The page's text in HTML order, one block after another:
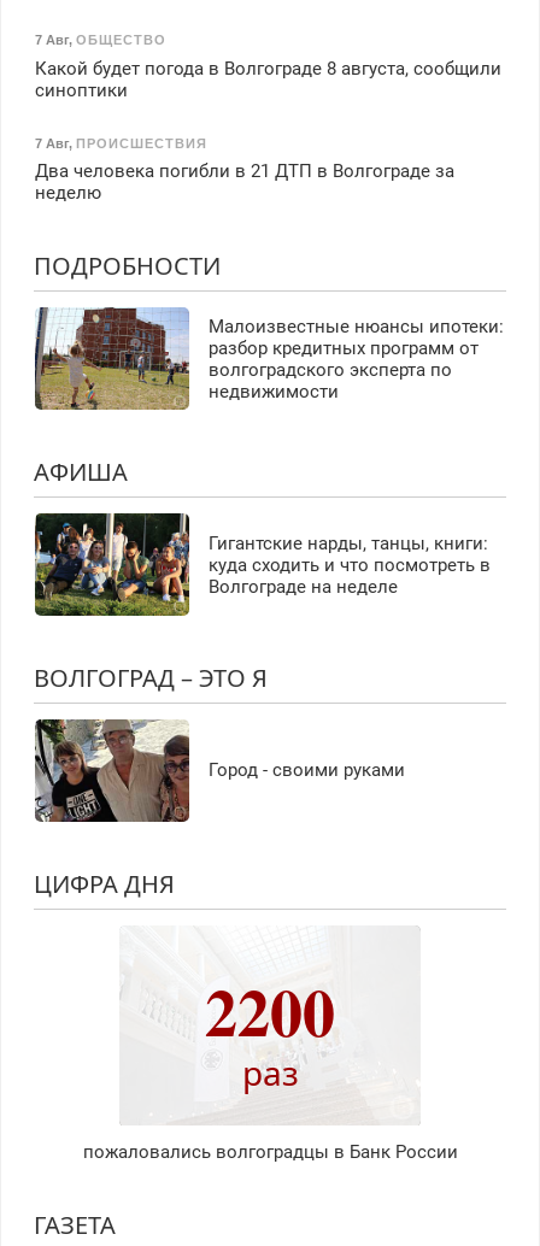
7 Авг, ОБЩЕСТВО
Какой будет погода в Волгограде 8 августа, сообщили
синоптики
7 Авг, ПРОИСШЕСТВИЯ
Два человека погибли в 21 ДТП в Волгограде за
неделю
ПОДРОБНОСТИ
Малоизвестные нюансы ипотеки:
разбор кредитных программ от
волгоградского эксперта по
недвижимости
АФИША
Гигантские нарды, танцы, книги:
куда сходить и что посмотреть в
Волгограде на неделе
ВОЛГОГРАД – ЭТО Я
Город - своими руками
ЦИФРА ДНЯ
2200
раз
пожаловались волгоградцы в Банк России
ГАЗЕТА